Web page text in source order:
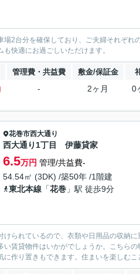
場2台分を確保しており、ご夫婦それぞ
快適にお過ごしいただけます。
管理費・共益費 敷金/保証金
- 2ヶ月 0
花巻市西大通り
西大通り1丁目 伊藤貸家
6.5万円 管理/共益費-
54.54㎡ (3DK) /築50年 /1階建
東北本線 「花巻 」駅 徒歩9分
けられているので、衣類や日用品の収納
い賃貸物件はいかがでしょうか。こちら
作り置きもできます。住まいを楽しむ